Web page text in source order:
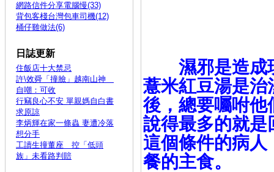
網路信件分享電腦慢(33)
背包客棧台灣包車司機(12)
桶仔雞做法(6)
日誌更新
住飯店十大禁忌
許\效舜「撞臉」越南山神
自嘲：可收
行竊良心不安 單親媽自白書
求原諒
李炳輝在家一條蟲 妻遭冷落
想分手
工讀生撞董座 控「低頭
族」未看路判賠
濕邪是造成現
薏米紅豆湯是治
後，總要囑咐他
說得最多的就是
這個條件的病
餐的主食。